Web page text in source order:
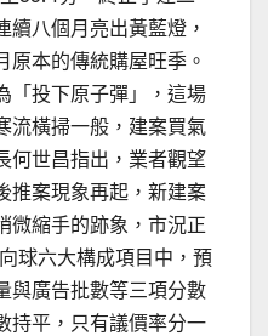
八個月亮出黃藍燈，
原本的傳統購屋旺季。
「投下原子彈」，這場
流橫掃一般，建案買氣
何世昌指出，業者觀望
推案現象再起，新建案
微縮手的跡象，市況正
球六大構成項目中，預
與廣告批數等三項分數
持平，只有議價率分一